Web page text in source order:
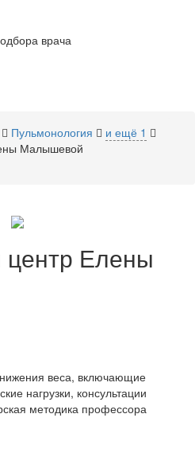
врача
Пульмонология
и ещё 1
Малышевой
центр Елены
веса, включающие
нагрузки, консультации
методика профессора